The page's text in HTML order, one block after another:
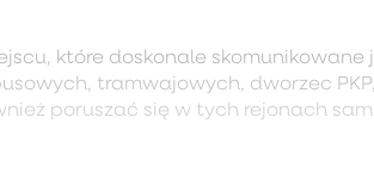
które doskonale skomunikowane
tramwajowych, dworzec
poruszać się w tych rejonach